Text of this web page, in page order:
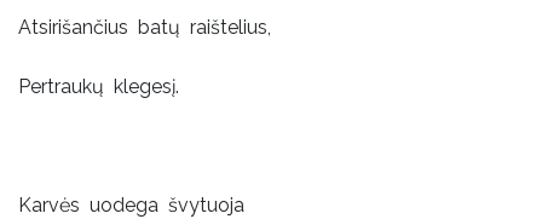
Atsirišančius batų raištelius,
Pertraukų klegesį.
Karvės uodega švytuoja